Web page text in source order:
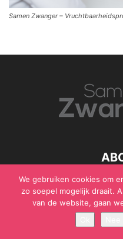
Samen Zwanger –
© Samen Zwanger -
We gebruiken cookies om
zo soepel mogelijk draait.
van de website, gaan